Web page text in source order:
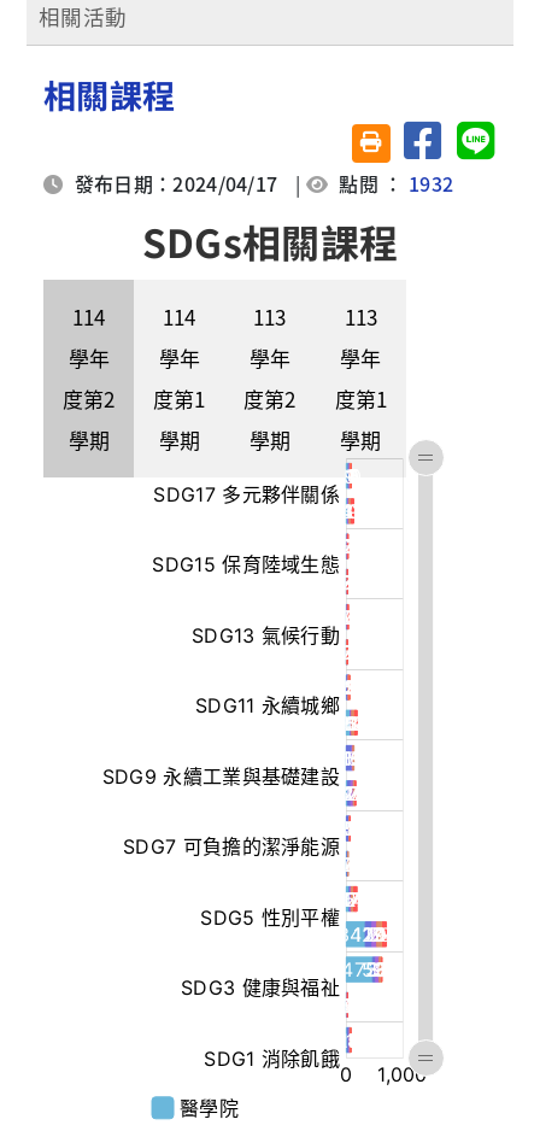
相關活動
相關課程
友善列印(另開視窗)
分享至臉書分享
發布日期：2024/04/17 | 點閱 ： 1932
SDGs相關課程
114
學年
度第2
學期
114
學年
度第1
學期
113
學年
度第2
學期
113
學年
度第1
學期